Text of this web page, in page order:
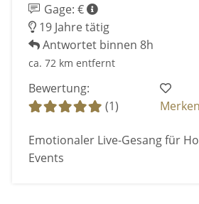
Gage: €
19 Jahre tätig
Antwortet binnen 8h
ca. 72 km entfernt
Bewertung:
(1)
Merken
Emotionaler Live-Gesang für
Events